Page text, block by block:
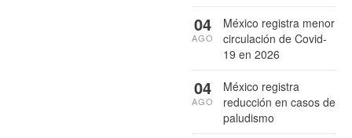
México registra menor
circulación de Covid-
19 en 2026
04
AGO
México registra
reducción en casos de
paludismo
04
AGO